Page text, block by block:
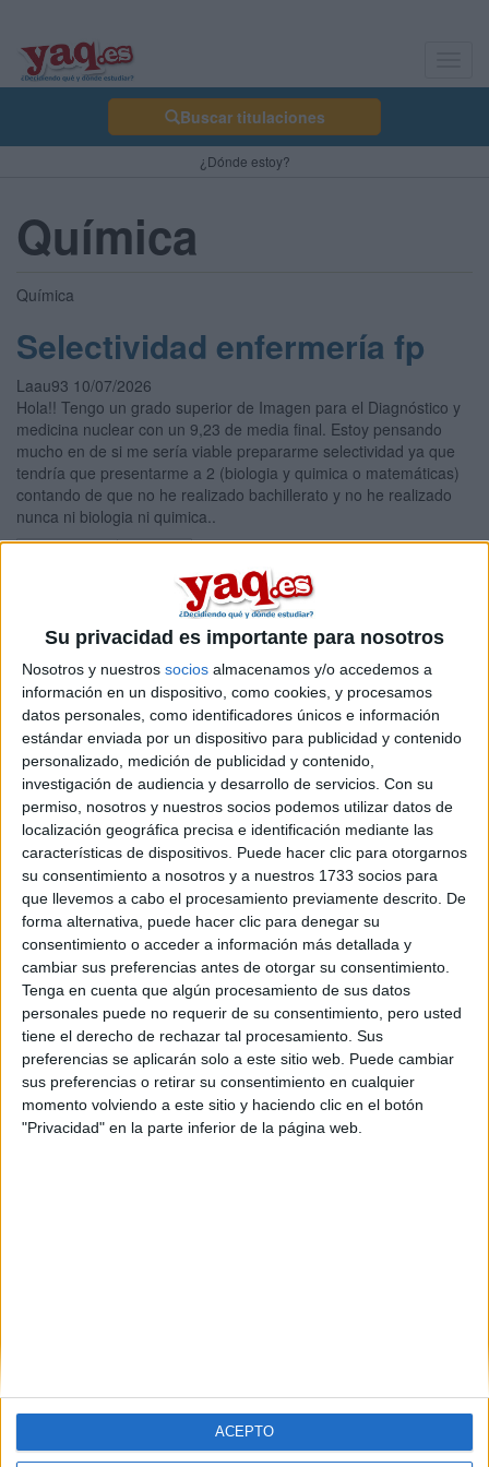
Su privacidad es importante para nosotros
Nosotros y nuestros socios almacenamos y/o accedemos a
información en un dispositivo, como cookies, y procesamos
datos personales, como identificadores únicos e información
estándar enviada por un dispositivo para publicidad y contenido
personalizado, medición de publicidad y contenido,
investigación de audiencia y desarrollo de servicios. Con su
permiso, nosotros y nuestros socios podemos utilizar datos de
localización geográfica precisa e identificación mediante las
características de dispositivos. Puede hacer clic para otorgarnos
su consentimiento a nosotros y a nuestros 1733 socios para
que llevemos a cabo el procesamiento previamente descrito. De
forma alternativa, puede hacer clic para denegar su
consentimiento o acceder a información más detallada y
cambiar sus preferencias antes de otorgar su consentimiento.
Tenga en cuenta que algún procesamiento de sus datos
personales puede no requerir de su consentimiento, pero usted
tiene el derecho de rechazar tal procesamiento. Sus
preferencias se aplicarán solo a este sitio web. Puede cambiar
sus preferencias o retirar su consentimiento en cualquier
momento volviendo a este sitio y haciendo clic en el botón
"Privacidad" en la parte inferior de la página web.
ACEPTO
Buscar titulaciones
¿Dónde estoy?
Química
Química
Selectividad enfermería fp
Laau93 10/07/2026
Hola!! Tengo un grado superior de Imagen para el Diagnóstico y
medicina nuclear con un 9,23 de media final. Estoy pensando
mucho en de si me sería viable prepararme selectividad ya que
tendría que presentarme a 2 (biologia y quimica o matemáticas)
contando de que no he realizado bachillerato y no he realizado
nunca ni biologia ni quimica..
Máster Universitario en
Ciencias y Tecnologías
Analíticas y Bioanalíticas
(UAM,UC3M,UAH,URJC,USP-
CEU)
Impartido en:
Facultad de Ciencias Químicas
Peso:
3
Duración:
1.0 años
Créditos ECTS:
60
Coste primer año:
2701 €
Becarios explotados y
olvidados en practicas en
Aguas de Burgos